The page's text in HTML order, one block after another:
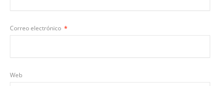
Correo electrónico *
Web